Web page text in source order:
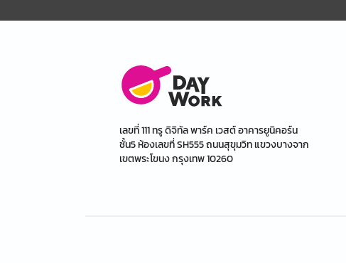
เลขที่ 111 ทรู ดิจิทัล พาร์ค เวสต์ อาคารยูนิคอร์น
ชั้น5 ห้องเลขที่ SH555 ถนนสุขุมวิท แขวงบางจาก
เขตพระโขนง กรุงเทพ 10260